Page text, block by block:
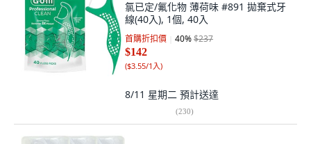
氯已定/氟化物 薄荷味 #891 拋棄式牙
線(40入), 1個, 40入
首購折扣價 40%$237
$142
($3.55/1入)
8/11 星期二 預計送達
(230)